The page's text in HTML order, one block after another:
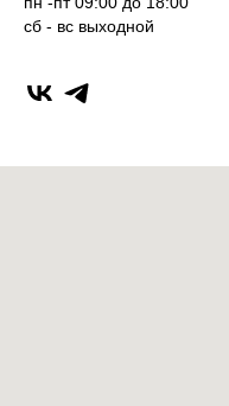
сб - вс выходной